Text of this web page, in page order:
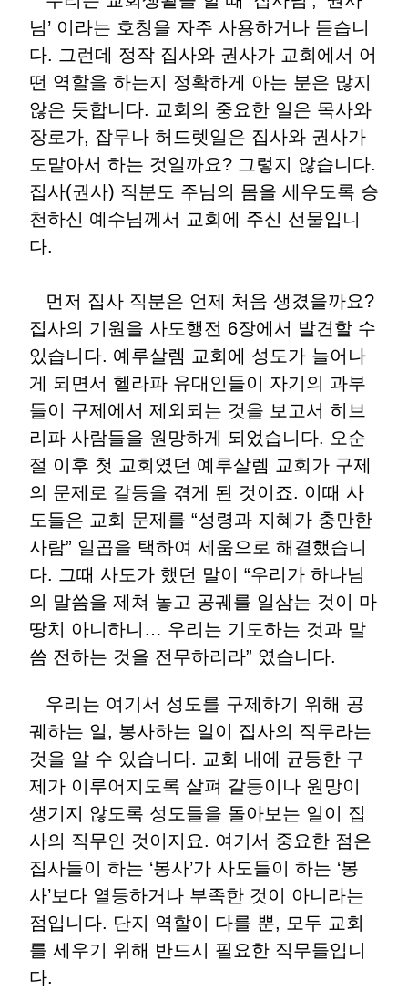
님’ 이라는 호칭을 자주 사용하거나 듣습니
다. 그런데 정작 집사와 권사가 교회에서 어
떤 역할을 하는지 정확하게 아는 분은 많지
않은 듯합니다. 교회의 중요한 일은 목사와
장로가, 잡무나 허드렛일은 집사와 권사가
도맡아서 하는 것일까요? 그렇지 않습니다.
집사(권사) 직분도 주님의 몸을 세우도록 승
천하신 예수님께서 교회에 주신 선물입니
다.
먼저 집사 직분은 언제 처음 생겼을까요?
집사의 기원을 사도행전 6장에서 발견할 수
있습니다. 예루살렘 교회에 성도가 늘어나
게 되면서 헬라파 유대인들이 자기의 과부
들이 구제에서 제외되는 것을 보고서 히브
리파 사람들을 원망하게 되었습니다. 오순
절 이후 첫 교회였던 예루살렘 교회가 구제
의 문제로 갈등을 겪게 된 것이죠. 이때 사
도들은 교회 문제를 “성령과 지혜가 충만한
사람” 일곱을 택하여 세움으로 해결했습니
다. 그때 사도가 했던 말이 “우리가 하나님
의 말씀을 제쳐 놓고 공궤를 일삼는 것이 마
땅치 아니하니… 우리는 기도하는 것과 말
씀 전하는 것을 전무하리라” 였습니다.
우리는 여기서 성도를 구제하기 위해 공
궤하는 일, 봉사하는 일이 집사의 직무라는
것을 알 수 있습니다. 교회 내에 균등한 구
제가 이루어지도록 살펴 갈등이나 원망이
생기지 않도록 성도들을 돌아보는 일이 집
사의 직무인 것이지요. 여기서 중요한 점은
집사들이 하는 ‘봉사’가 사도들이 하는 ‘봉
사’보다 열등하거나 부족한 것이 아니라는
점입니다. 단지 역할이 다를 뿐, 모두 교회
를 세우기 위해 반드시 필요한 직무들입니
다.